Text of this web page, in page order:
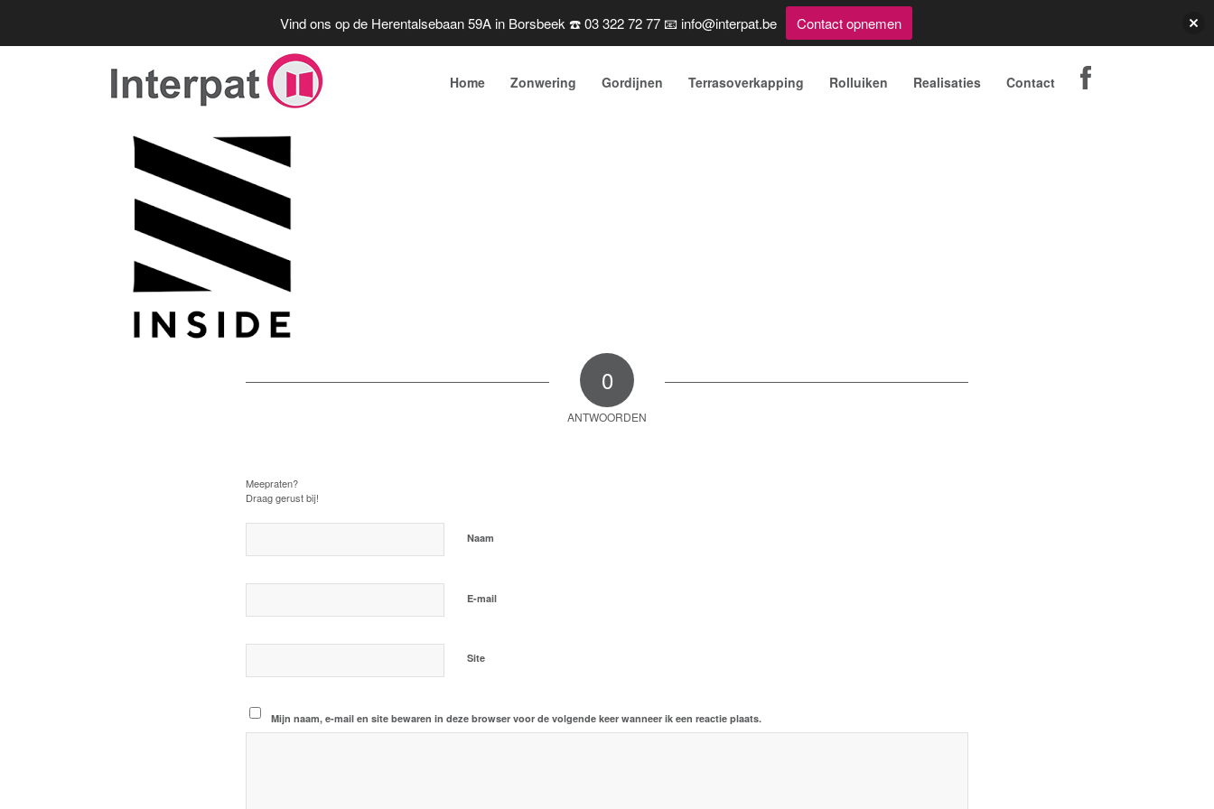
Home Zonwering Gordijnen Terrasoverkapping Rolluiken Realisaties Contact
0
ANTWOORDEN
Meepraten?
Draag gerust bij!
Naam
E-mail
Site
Mijn naam, e-mail en site bewaren in deze browser voor de volgende keer wanneer ik een reactie plaats.
Vind ons op de Herentalsebaan 59A in Borsbeek ☎️ 03 322 72 77 📧 info@interpat.be Contact opnemen